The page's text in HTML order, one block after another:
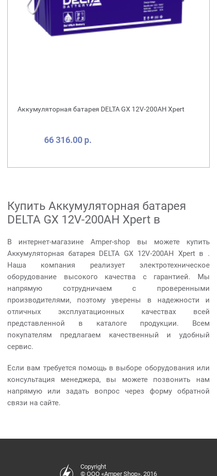
Аккумуляторная батарея DELTA GX 12V-200AH Xpert
66 316.00 р.
Купить Аккумуляторная батарея
DELTA GX 12V-200AH Xpert в
В интернет-магазине Amper-shop вы можете купить
Аккумуляторная батарея DELTA GX 12V-200AH Xpert в .
Наша компания реализует электротехническое
оборудование высокого качества с гарантией. Мы
напрямую сотрудничаем с проверенными
производителями, поэтому уверены в надежности и
отличных эксплуатационных качествах всей
представленной в каталоге продукции. Всем
покупателям предлагаем качественный и удобный
сервис.
Если вам требуется помощь в выборе оборудования или
консультация менеджера, вы можете позвонить нам
напрямую или задать вопрос через форму обратной
связи на сайте.
Copyright
© ООО «Amper Shop», 2016